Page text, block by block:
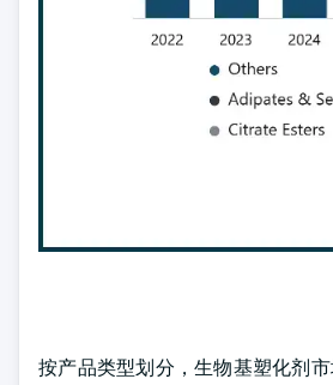
按产品类型划分，生物基塑化剂